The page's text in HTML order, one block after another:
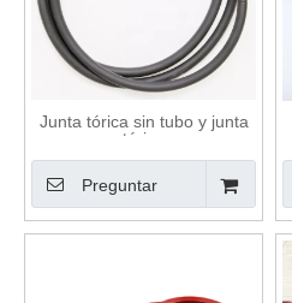
Junta tórica sin tubo y junta
tórica
Preguntar